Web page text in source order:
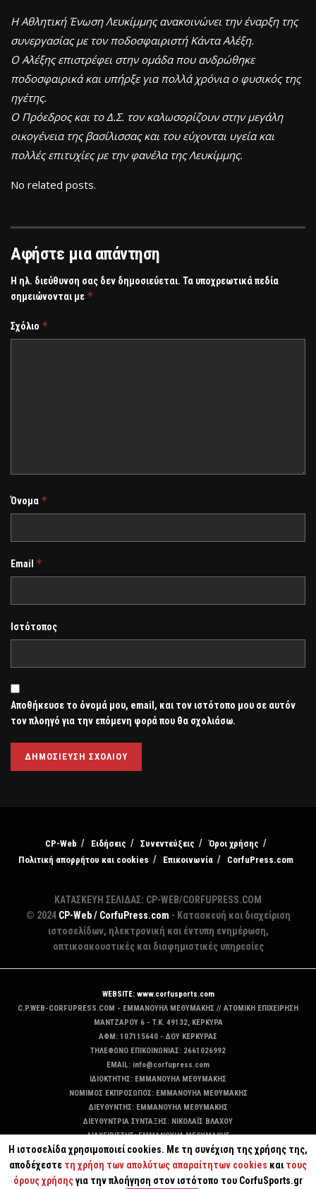
Η Αθλητική Ένωση Λευκίμμης ανακοινώνει την έναρξη της
συνεργασίας με τον ποδοσφαιριστή Κάντα Αλέξη.
Ο Αλέξης επιστρέφει στην ομάδα που ανδρώθηκε
ποδοσφαιρικά και υπήρξε για πολλά χρόνια ο φυσικός της
ηγέτης.
Ο Πρόεδρος και το Δ.Σ. τον καλωσορίζουν στην μεγάλη
οικογένεια της βασίλισσας και του εύχονται υγεία και
πολλές επιτυχίες με την φανέλα της Λευκίμμης.
No related posts.
Αφήστε μια απάντηση
Η ηλ. διεύθυνση σας δεν δημοσιεύεται. Τα υποχρεωτικά πεδία
σημειώνονται με *
Σχόλιο *
Όνομα *
Email *
Ιστότοπος
Αποθήκευσε το όνομά μου, email, και τον ιστότοπο μου σε αυτόν
τον πλοηγό για την επόμενη φορά που θα σχολιάσω.
CP-Web Ειδήσεις Συνεντεύξεις
Όροι χρήσης
Πολιτική απορρήτου και cookies
Επικοινωνία CorfuPress.com
ΚΑΤΑΣΚΕΥΗ ΣΕΛΙΔΑΣ: CP-WEB/CORFUPRESS.COM
© 2024 CP-Web / CorfuPress.com - Κατασκευή και διαχείριση
ιστοσελίδων, ηλεκτρονική και έντυπη ενημέρωση,
οπτικοακουστικές και διαφημιστικές υπηρεσίες
WEBSITE: www.corfusports.com
C.P.WEB-CORFUPRESS.COM - ΕΜΜΑΝΟΥΗΛ ΜΕΘΥΜΑΚΗΣ // ΑΤΟΜΙΚΗ ΕΠΙΧΕΙΡΗΣΗ
MANTZAΡΟΥ 6 - T.K. 49132, ΚΕΡΚΥΡΑ
ΑΦΜ: 107115640 - ΔΟΥ ΚΕΡΚΥΡΑΣ
ΤΗΛΕΦΩΝΟ ΕΠΙΚΟΙΝΩΝΙΑΣ: 2661026992
EMAIL: info@corfupress.com
ΙΔΙΟΚΤΗΤΗΣ: EMMANOYΗΛ ΜΕΘΥΜΑΚΗΣ
ΝΟΜΙΜΟΣ ΕΚΠΡΟΣΩΠΟΣ: EMMANOYΗΛ ΜΕΘΥΜΑΚΗΣ
ΔΙΕΥΘΥΝΤΗΣ: EMMANOYΗΛ ΜΕΘΥΜΑΚΗΣ
ΔΙΕΥΘΥΝΤΡΙΑ ΣΥΝΤΑΞΗΣ: ΝΙΚΟΛΑΪΣ ΒΛΑΧΟΥ
ΔΙΑΧΕΙΡΙΣΤΗΣ: EMMANOYΗΛ ΜΕΘΥΜΑΚΗΣ
ΔΙΚΑΙΟΥΧΟΣ DOMAIN: ΕΜΜΑΝΟΥΗΛ ΜΕΘΥΜΑΚΗΣ
Η ιστοσελίδα χρησιμοποιεί cookies. Με τη συνέχιση της χρήσης της,
αποδέχεστε τη χρήση των απολύτως απαραίτητων cookies και τους
όρους χρήσηςγια την πλοήγηση στον ιστότοπο του CorfuSports.gr